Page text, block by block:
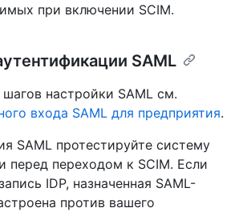
при включении SCIM.
SAML
настройки SAML см.
входа SAML для предприятия.
SAML протестируйте систему
перед переходом к SCIM. Если
IDP, назначенная SAML-
против вашего